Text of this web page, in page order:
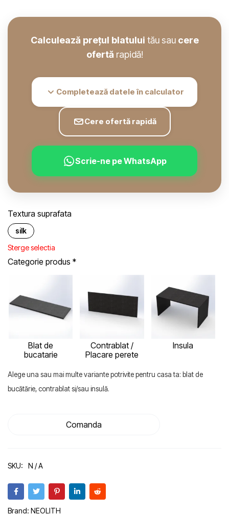
Calculează prețul blatului tău sau cere
ofertă rapidă!
Completează datele în calculator
Cere ofertă rapidă
Scrie-ne pe WhatsApp
Textura suprafata
silk
Sterge selectia
Categorie produs *
Blat de
bucatarie
Contrablat /
Placare perete
Insula
Alege una sau mai multe variante potrivite pentru casa ta: blat de
bucătărie, contrablat si/sau insulă.
Comanda
SKU: N / A
Brand: NEOLITH